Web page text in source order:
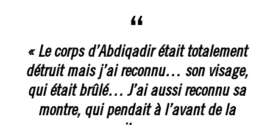
« Le corps d’Abdiqadir était totalement
détruit mais j’ai reconnu… son visage,
qui était brûlé… J’ai aussi reconnu sa
montre, qui pendait à l’avant de la